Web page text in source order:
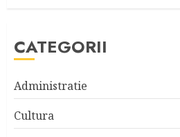
CATEGORII
Administratie
Cultura